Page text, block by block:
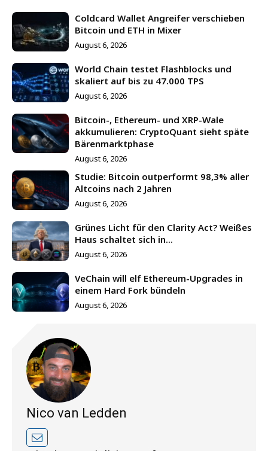
Coldcard Wallet Angreifer verschieben
Bitcoin und ETH in Mixer
August 6, 2026
World Chain testet Flashblocks und
skaliert auf bis zu 47.000 TPS
August 6, 2026
Bitcoin-, Ethereum- und XRP-Wale
akkumulieren: CryptoQuant sieht späte
Bärenmarktphase
August 6, 2026
Studie: Bitcoin outperformt 98,3% aller
Altcoins nach 2 Jahren
August 6, 2026
Grünes Licht für den Clarity Act? Weißes
Haus schaltet sich in...
August 6, 2026
VeChain will elf Ethereum-Upgrades in
einem Hard Fork bündeln
August 6, 2026
Nico van Ledden